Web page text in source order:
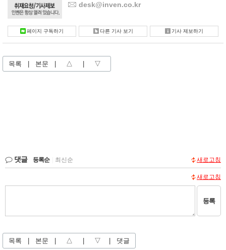
desk@inven.co.kr
페이지 구독하기 다른 기사 보기 기사 제보하기
목록 본문 △ ▽
댓글 등록순 최신순 새로고침
새로고침
등록
목록 본문 △ ▽ 댓글